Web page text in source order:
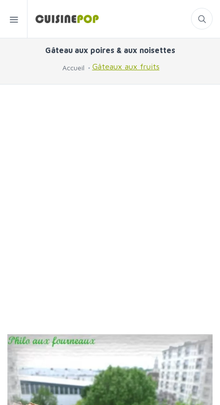
Gâteau aux poires & aux noisettes
Accueil Gâteaux aux fruits